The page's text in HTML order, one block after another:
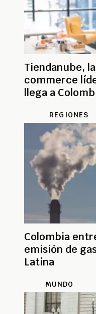
Tiendanube,
commerce
llega a
REGIONES
Colombia
emisión de
Latina
MUNDO